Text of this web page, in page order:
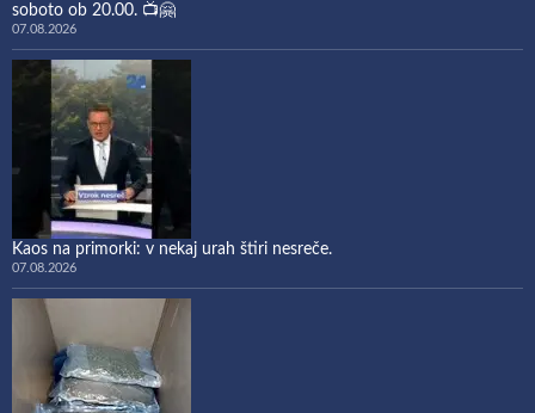
soboto ob 20.00. 📺🤗
07.08.2026
Kaos na primorki: v nekaj urah štiri nesreče.
07.08.2026